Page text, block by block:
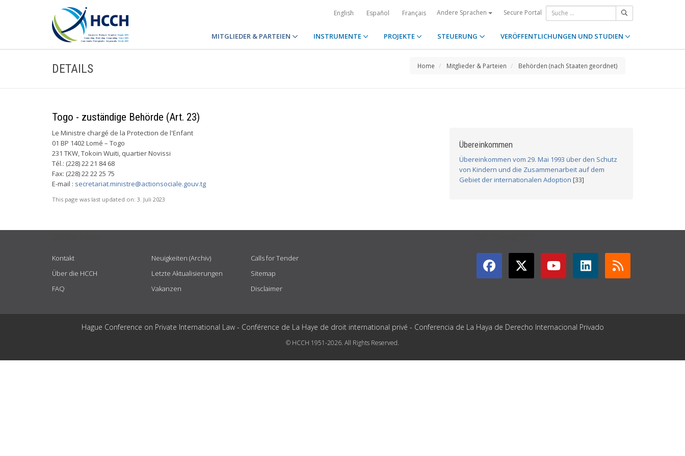
English Español Français Andere Sprachen Secure Portal
MITGLIEDER & PARTEIEN INSTRUMENTE PROJEKTE STEUERUNG VERÖFFENTLICHUNGEN UND STUDIEN
DETAILS Home Mitglieder & Parteien Behörden (nach Staaten geordnet)
Togo - zuständige Behörde (Art. 23)
Le Ministre chargé de la Protection de l'Enfant
01 BP 1402 Lomé – Togo
231 TKW, Tokoin Wuiti, quartier Novissi
Tél.: (228) 22 21 84 68
Fax: (228) 22 22 25 75
E-mail : secretariat.ministre@actionsociale.gouv.tg
This page was last updated on: 3. Juli 2023
Übereinkommen
Übereinkommen vom 29. Mai 1993 über den Schutz
von Kindern und die Zusammenarbeit auf dem
Gebiet der internationalen Adoption [33]
Kontakt
Über die HCCH
FAQ
Neuigkeiten (Archiv)
Letzte Aktualisierungen
Vakanzen
Calls for Tender
Sitemap
Disclaimer
Hague Conference on Private International Law - Conférence de La Haye de droit international privé - Conferencia de La Haya de Derecho Internacional Privado
© HCCH 1951-2026. All Rights Reserved.